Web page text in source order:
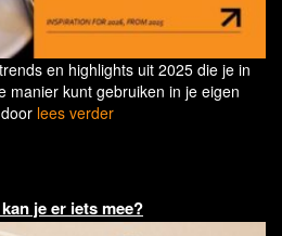
en highlights uit 2025 die je in
manier kunt gebruiken in je eigen
lees verder
je er iets mee?